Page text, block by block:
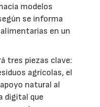
modelos
se informa
en un
tres piezas clave:
agrícolas, el
natural al
digital que